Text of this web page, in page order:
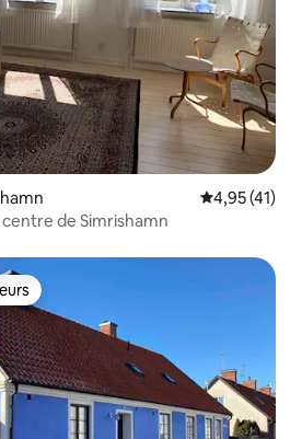
Évaluation
4,95 (41)
de Simrishamn